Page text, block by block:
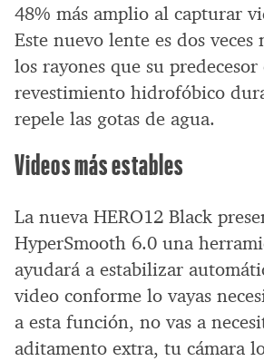
48% más amplio al capturar
Este nuevo lente es dos veces
los rayones que su
revestimiento hidrofóbico
repele las gotas de agua.
Videos más estables
La nueva HERO12 Black
HyperSmooth 6.0 una
ayudará a estabilizar
video conforme lo vayas
a esta función, no vas a
aditamento extra, tu cámara